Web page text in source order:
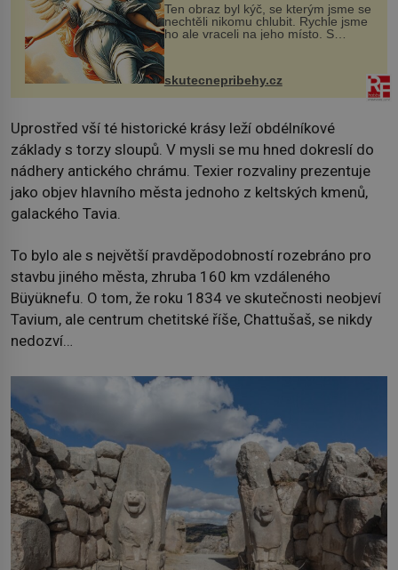
Ten obraz byl kýč, se kterým jsme se
nechtěli nikomu chlubit. Rychle jsme
ho ale vraceli na jeho místo. S
manželem Vaškem jsme si pořídili
chaloupku, takový domek na severu
Čech, kde jsme si naplánova...
skutecnepribehy.cz
Uprostřed vší té historické krásy leží obdélníkové
základy s torzy sloupů. V mysli se mu hned dokreslí do
nádhery antického chrámu. Texier rozvaliny prezentuje
jako objev hlavního města jednoho z keltských kmenů,
galackého Tavia.
To bylo ale s největší pravděpodobností rozebráno pro
stavbu jiného města, zhruba 160 km vzdáleného
Büyüknefu. O tom, že roku 1834 ve skutečnosti neobjeví
Tavium, ale centrum chetitské říše, Chattušaš, se nikdy
nedozví…